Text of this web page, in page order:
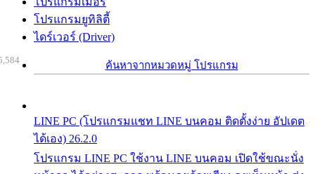
โปรแกรมยูทิลิตี้
ไดร์เวอร์ (Driver)
ค้นหาจากหมวดหมู่ โปรแกรม
LINE PC (โปรแกรมแชท LINE บนคอม ติดตั้งง่าย อัปเดต
ได้เอง) 26.2.0
โปรแกรม LINE PC ใช้งาน LINE บนคอม เปิดใช้ขณะนั่ง